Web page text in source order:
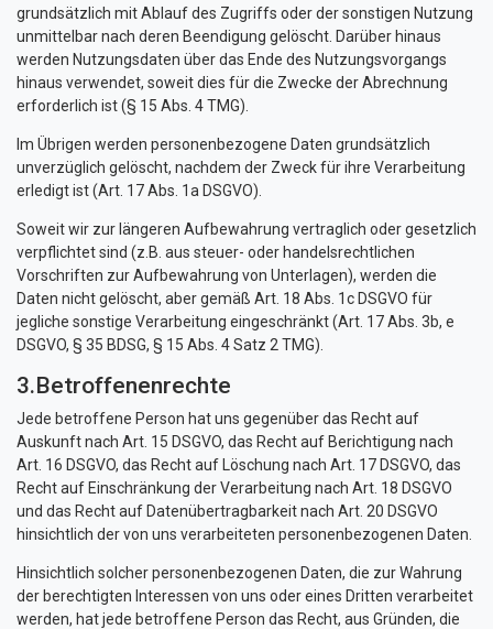
grundsätzlich mit Ablauf des Zugriffs oder der sonstigen Nutzung
unmittelbar nach deren Beendigung gelöscht. Darüber hinaus
werden Nutzungsdaten über das Ende des Nutzungsvorgangs
hinaus verwendet, soweit dies für die Zwecke der Abrechnung
erforderlich ist (§ 15 Abs. 4 TMG).
Im Übrigen werden personenbezogene Daten grundsätzlich
unverzüglich gelöscht, nachdem der Zweck für ihre Verarbeitung
erledigt ist (Art. 17 Abs. 1a DSGVO).
Soweit wir zur längeren Aufbewahrung vertraglich oder gesetzlich
verpflichtet sind (z.B. aus steuer- oder handelsrechtlichen
Vorschriften zur Aufbewahrung von Unterlagen), werden die
Daten nicht gelöscht, aber gemäß Art. 18 Abs. 1c DSGVO für
jegliche sonstige Verarbeitung eingeschränkt (Art. 17 Abs. 3b, e
DSGVO, § 35 BDSG, § 15 Abs. 4 Satz 2 TMG).
3.Betroffenenrechte
Jede betroffene Person hat uns gegenüber das Recht auf
Auskunft nach Art. 15 DSGVO, das Recht auf Berichtigung nach
Art. 16 DSGVO, das Recht auf Löschung nach Art. 17 DSGVO, das
Recht auf Einschränkung der Verarbeitung nach Art. 18 DSGVO
und das Recht auf Datenübertragbarkeit nach Art. 20 DSGVO
hinsichtlich der von uns verarbeiteten personenbezogenen Daten.
Hinsichtlich solcher personenbezogenen Daten, die zur Wahrung
der berechtigten Interessen von uns oder eines Dritten verarbeitet
werden, hat jede betroffene Person das Recht, aus Gründen, die